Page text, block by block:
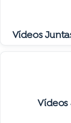
Vídeos
Vídeos